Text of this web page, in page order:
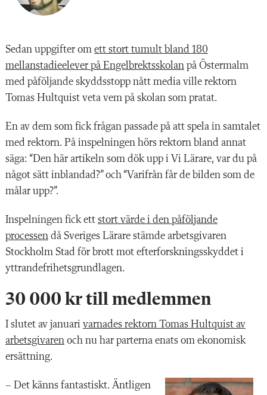
Sedan uppgifter om ett stort tumult bland 180
mellanstadieelever på Engelbrektsskolan på Östermalm
med påföljande skyddsstopp nått media ville rektorn
Tomas Hultquist veta vem på skolan som pratat.
En av dem som fick frågan passade på att spela in samtalet
med rektorn. På inspelningen hörs rektorn bland annat
säga: “Den här artikeln som dök upp i Vi Lärare, var du på
något sätt inblandad?” och “Varifrån får de bilden som de
målar upp?”.
Inspelningen fick ett stort värde i den påföljande
processen då Sveriges Lärare stämde arbetsgivaren
Stockholm Stad för brott mot efterforskningsskyddet i
yttrandefrihetsgrundlagen.
30 000 kr till medlemmen
I slutet av januari varnades rektorn Tomas Hultquist av
arbetsgivaren och nu har parterna enats om ekonomisk
ersättning.
– Det känns fantastiskt. Äntligen